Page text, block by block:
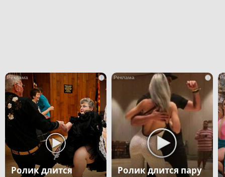
i
Ролик длится
i
Ролик длится пару